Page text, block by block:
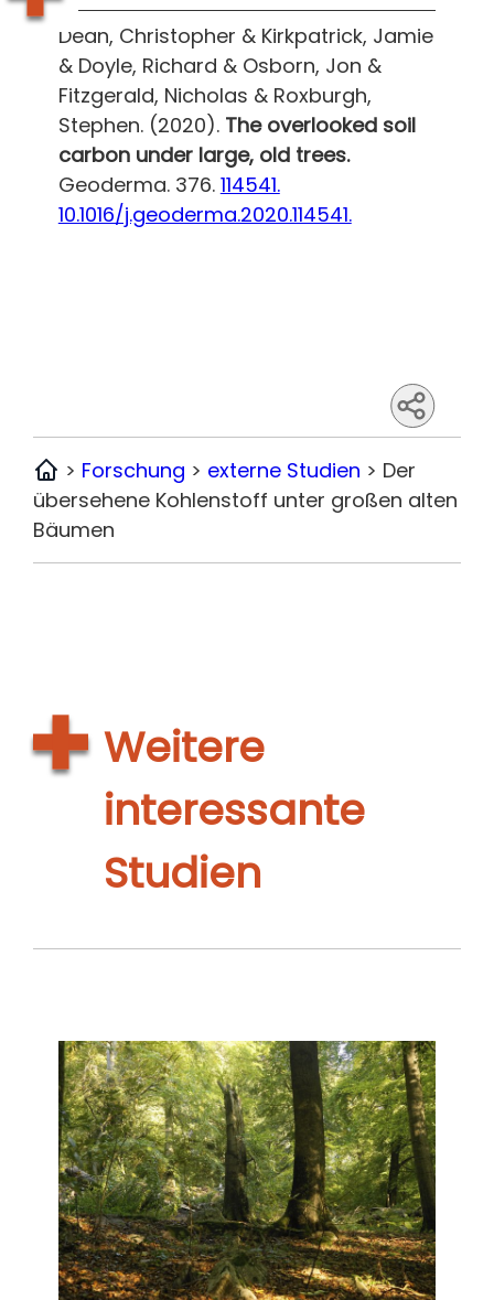
Dean, Christopher & Kirkpatrick, Jamie
& Doyle, Richard & Osborn, Jon &
Fitzgerald, Nicholas & Roxburgh,
Stephen. (2020). The overlooked soil
carbon under large, old trees.
Geoderma. 376. 114541.
10.1016/j.geoderma.2020.114541.
Home
> Forschung > externe Studien > Der
übersehene Kohlenstoff unter großen alten
Bäumen
Weitere
interessante
Studien